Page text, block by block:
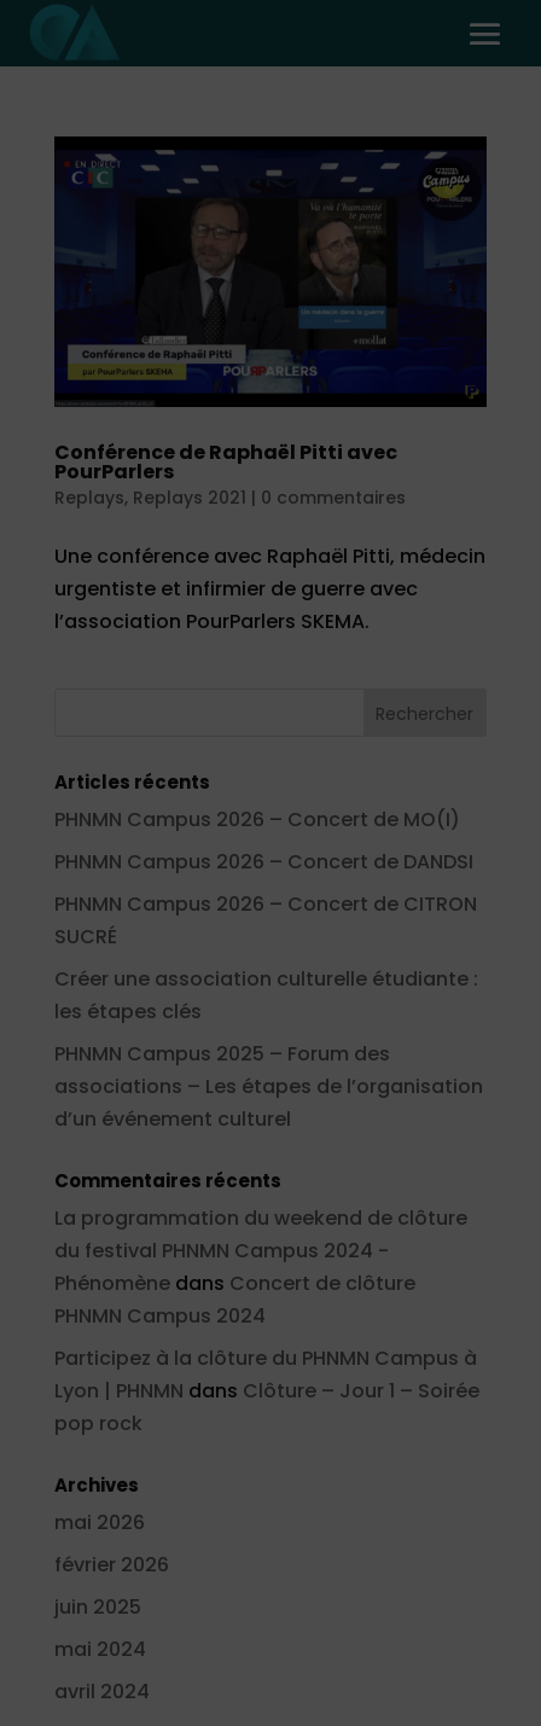
Conférence de Raphaël Pitti avec
PourParlers
Replays, Replays 2021 | 0 commentaires
Une conférence avec Raphaël Pitti, médecin
urgentiste et infirmier de guerre avec
l’association PourParlers SKEMA.
Articles récents
PHNMN Campus 2026 – Concert de MO(I)
PHNMN Campus 2026 – Concert de DANDSI
PHNMN Campus 2026 – Concert de CITRON
SUCRÉ
Créer une association culturelle étudiante :
les étapes clés
PHNMN Campus 2025 – Forum des
associations – Les étapes de l’organisation
d’un événement culturel
Commentaires récents
La programmation du weekend de clôture
du festival PHNMN Campus 2024 -
Phénomènedans Concert de clôture
PHNMN Campus 2024
Participez à la clôture du PHNMN Campus à
Lyon | PHNMN dans Clôture – Jour 1 – Soirée
pop rock
Archives
mai 2026
février 2026
juin 2025
mai 2024
avril 2024